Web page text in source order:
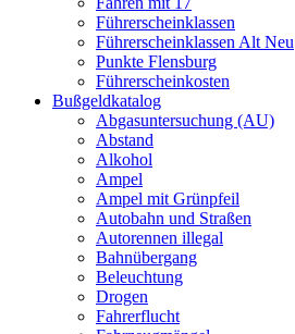
Führerscheinklassen
Führerscheinklassen Alt Neu
Punkte Flensburg
Führerscheinkosten
Bußgeldkatalog
Abgasuntersuchung (AU)
Abstand
Alkohol
Ampel
Ampel mit Grünpfeil
Autobahn und Straßen
Autorennen illegal
Bahnübergang
Beleuchtung
Drogen
Fahrerflucht